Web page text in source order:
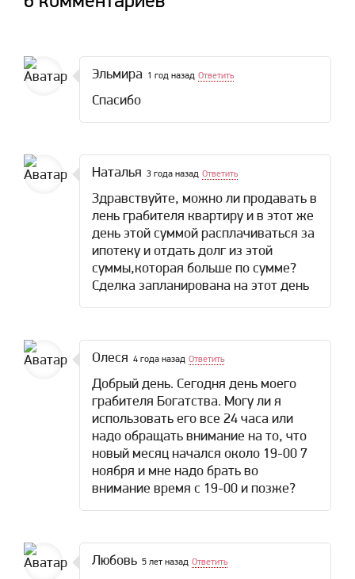
Эльмира 1 год назад Ответить
Спасибо
Наталья 3 года назад Ответить
Здравствуйте, можно ли продавать в
лень грабителя квартиру и в этот же
день этой суммой расплачиваться за
ипотеку и отдать долг из этой
суммы,которая больше по сумме?
Сделка запланирована на этот день
Олеся 4 года назад Ответить
Добрый день. Сегодня день моего
грабителя Богатства. Могу ли я
использовать его все 24 часа или
надо обращать внимание на то, что
новый месяц начался около 19-00 7
ноября и мне надо брать во
внимание время с 19-00 и позже?
Любовь 5 лет назад Ответить